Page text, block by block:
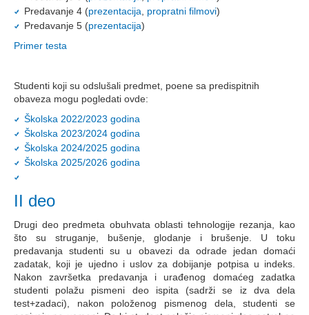
Predavanje 4 (prezentacija propratni filmovi)
Predavanje 5 (prezentacija)
Primer testa
Studenti koji su odslušali predmet, poene sa predispitnih
obaveza mogu pogledati ovde:
Školska 2022/2023 godina
Školska 2023/2024 godina
Školska 2024/2025 godina
Školska 2025/2026 godina
II deo
Drugi deo predmeta obuhvata oblasti tehnologije rezanja, kao
što su struganje, bušenje, glodanje i brušenje. U toku
predavanja studenti su u obavezi da odrade jedan domaći
zadatak, koji je ujedno i uslov za dobijanje potpisa u indeks.
Nakon završetka predavanja i urađenog domaćeg zadatka
studenti polažu pismeni deo ispita (sadrži se iz dva dela
test+zadaci), nakon položenog pismenog dela, studenti se